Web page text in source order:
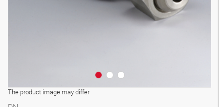
The product image may differ